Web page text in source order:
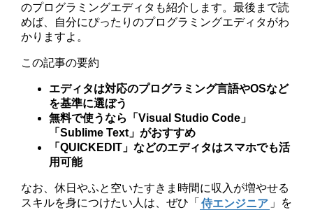
のプログラミングエディタも紹介します。最後まで読
めば、自分にぴったりのプログラミングエディタがわ
かりますよ。
この記事の要約
エディタは対応のプログラミング言語やOSなど
を基準に選ぼう
無料で使うなら「Visual Studio Code」
「Sublime Text」がおすすめ
「QUICKEDIT」などのエディタはスマホでも活
用可能
なお、休日やふと空いたすきま時間に収入が増やせる
スキルを身につけたい人は、ぜひ「 侍エンジニア 」を